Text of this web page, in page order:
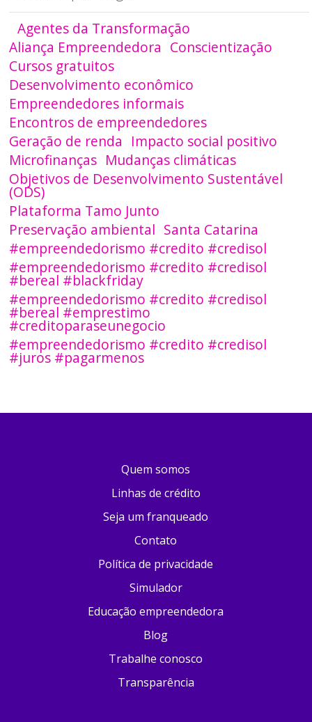
Agentes da Transformação
Aliança Empreendedora Conscientização
Cursos gratuitos
Desenvolvimento econômico
Empreendedores informais
Encontros de empreendedores
Geração de renda Impacto social positivo
Microfinanças Mudanças climáticas
Objetivos de Desenvolvimento Sustentável
(ODS)
Plataforma Tamo Junto
Preservação ambiental Santa Catarina
#empreendedorismo #credito #credisol
#empreendedorismo #credito #credisol
#bereal #blackfriday
#empreendedorismo #credito #credisol
#bereal #emprestimo
#creditoparaseunegocio
#empreendedorismo #credito #credisol
#juros #pagarmenos
Quem somos
Linhas de crédito
Seja um franqueado
Contato
Política de privacidade
Simulador
Educação empreendedora
Blog
Trabalhe conosco
Transparência